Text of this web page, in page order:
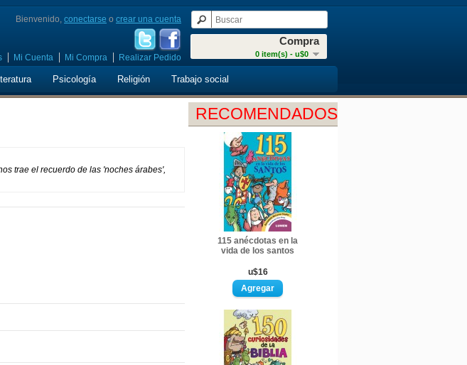
Compra
0 item(s) - u$0
Bienvenido, conectarse o crear una cuenta
Mi Cuenta Mi Compra Realizar Pedido
Psicología Religión Trabajo social
RECOMENDADOS
115 anécdotas en la
vida de los santos
u$16
trae el recuerdo de las 'noches árabes',